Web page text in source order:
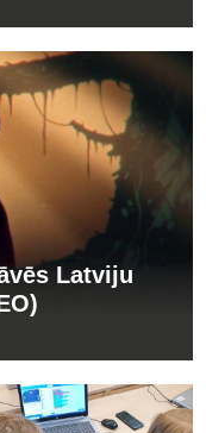
Latviju